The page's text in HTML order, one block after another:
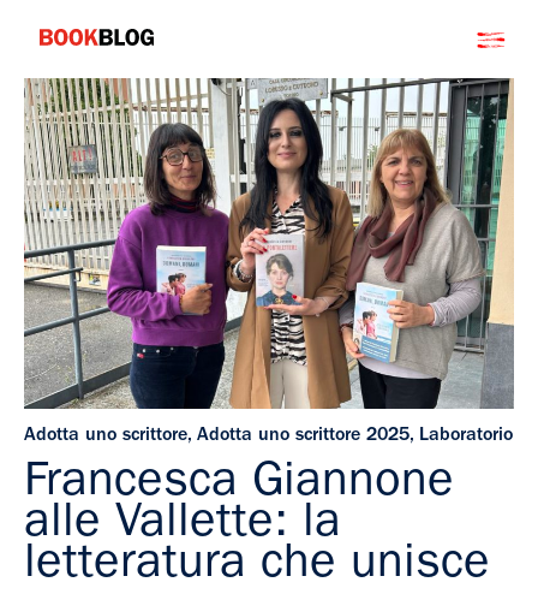
contenuto
Bookblog
Adotta uno scrittore, Adotta uno scrittore 2025, Laboratorio
Francesca Giannone
alle Vallette: la
letteratura che unisce